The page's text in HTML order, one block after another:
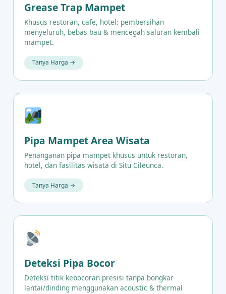
Grease Trap Mampet
Khusus restoran, cafe, hotel: pembersihan
menyeluruh, bebas bau & mencegah saluran kembali
mampet.
Tanya Harga →
Pipa Mampet Area Wisata
Penanganan pipa mampet khusus untuk restoran,
hotel, dan fasilitas wisata di Situ Cileunca.
Tanya Harga →
Deteksi Pipa Bocor
Deteksi titik kebocoran presisi tanpa bongkar
lantai/dinding menggunakan acoustic & thermal